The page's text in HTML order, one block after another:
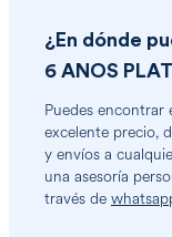
¿En dónde
6 ANOS
Puedes encontrar
excelente precio,
y envíos a
una asesoría
través de